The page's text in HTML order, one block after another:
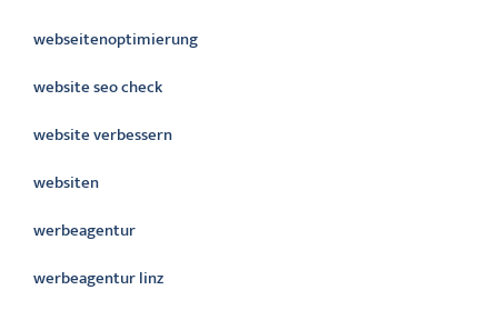
webseitenoptimierung
website seo check
website verbessern
websiten
werbeagentur
werbeagentur linz